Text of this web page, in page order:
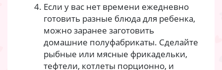
Если у вас нет времени ежедневно
готовить разные блюда для ребенка,
можно заранее заготовить
домашние полуфабрикаты. Сделайте
рыбные или мясные фрикадельки,
тефтели, котлеты порционно, и